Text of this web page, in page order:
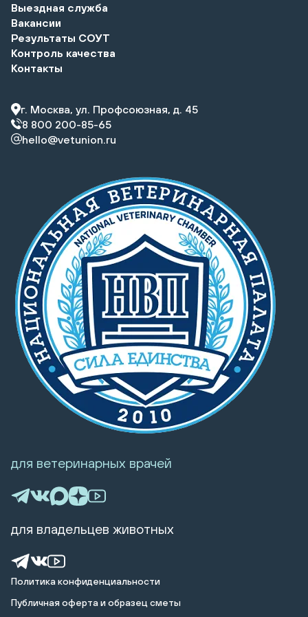
Выездная служба
Вакансии
Результаты СОУТ
Контроль качества
Контакты
г. Москва, ул. Профсоюзная, д. 45
8 800 200-85-65
hello@vetunion.ru
Политика конфиденциальности
Публичная оферта и образец сметы
для ветеринарных врачей
для владельцев животных